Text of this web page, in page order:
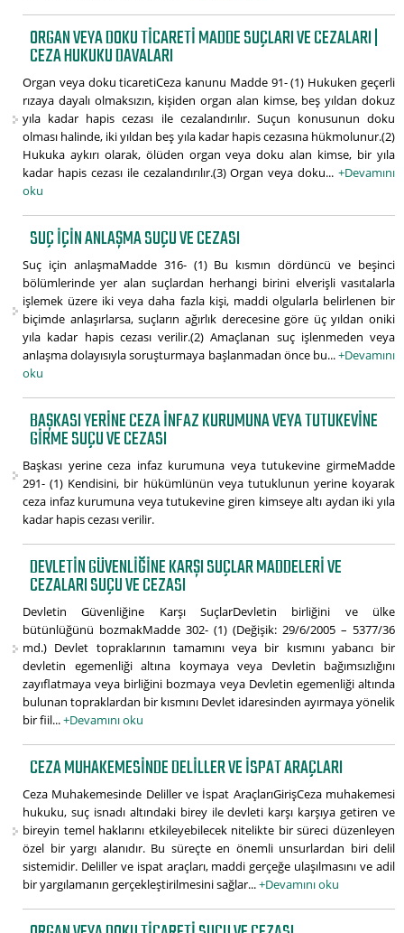
ORGAN VEYA DOKU TICARETI MADDE SUÇLARI VE CEZALARI |
CEZA HUKUKU DAVALARI
Organ veya doku ticaretiCeza kanunu Madde 91- (1) Hukuken geçerli
rızaya dayalı olmaksızın, kişiden organ alan kimse, beş yıldan dokuz
yıla kadar hapis cezası ile cezalandırılır. Suçun konusunun doku
olması halinde, iki yıldan beş yıla kadar hapis cezasına hükmolunur.(2)
Hukuka aykırı olarak, ölüden organ veya doku alan kimse, bir yıla
kadar hapis cezası ile cezalandırılır.(3) Organ veya doku... +Devamını
oku
SUÇ IÇIN ANLAŞMA SUÇU VE CEZASI
Suç için anlaşmaMadde 316- (1) Bu kısmın dördüncü ve beşinci
bölümlerinde yer alan suçlardan herhangi birini elverişli vasıtalarla
işlemek üzere iki veya daha fazla kişi, maddi olgularla belirlenen bir
biçimde anlaşırlarsa, suçların ağırlık derecesine göre üç yıldan oniki
yıla kadar hapis cezası verilir.(2) Amaçlanan suç işlenmeden veya
anlaşma dolayısıyla soruşturmaya başlanmadan önce bu...+Devamını
oku
BAŞKASI YERINE CEZA INFAZ KURUMUNA VEYA TUTUKEVINE
GIRME SUÇU VE CEZASI
Başkası yerine ceza infaz kurumuna veya tutukevine girmeMadde
291- (1) Kendisini, bir hükümlünün veya tutuklunun yerine koyarak
ceza infaz kurumuna veya tutukevine giren kimseye altı aydan iki yıla
kadar hapis cezası verilir.
DEVLETIN GÜVENLIĞINE KARŞI SUÇLAR MADDELERI VE
CEZALARI SUÇU VE CEZASI
Devletin Güvenliğine Karşı SuçlarDevletin birliğini ve ülke
bütünlüğünü bozmakMadde 302- (1) (Değişik: 29/6/2005 – 5377/36
md.) Devlet topraklarının tamamını veya bir kısmını yabancı bir
devletin egemenliği altına koymaya veya Devletin bağımsızlığını
zayıflatmaya veya birliğini bozmaya veya Devletin egemenliği altında
bulunan topraklardan bir kısmını Devlet idaresinden ayırmaya yönelik
bir fiil...+Devamını oku
CEZA MUHAKEMESINDE DELILLER VE İSPAT ARAÇLARI
Ceza Muhakemesinde Deliller ve İspat AraçlarıGirişCeza muhakemesi
hukuku, suç isnadı altındaki birey ile devleti karşı karşıya getiren ve
bireyin temel haklarını etkileyebilecek nitelikte bir süreci düzenleyen
özel bir yargı alanıdır. Bu süreçte en önemli unsurlardan biri delil
sistemidir. Deliller ve ispat araçları, maddi gerçeğe ulaşılmasını ve adil
bir yargılamanın gerçekleştirilmesini sağlar...+Devamını oku